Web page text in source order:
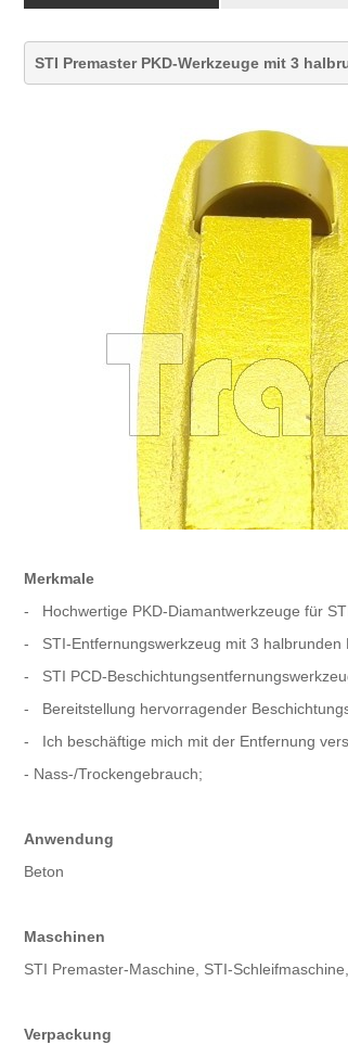
STI Premaster PKD-Werkzeuge mit 3
Merkmale
- Hochwertige PKD-Diamantwerkzeuge für
- STI-Entfernungswerkzeug mit 3
- STI PCD-
- Bereitstellung hervorragender
- Ich beschäftige mich mit der Entfernung
- Nass-/Trockengebrauch;
Anwendung
Beton
Maschinen
STI Premaster-Maschine, STI-
Verpackung